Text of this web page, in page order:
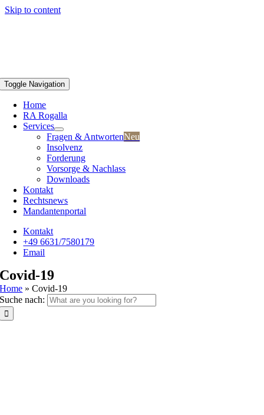
Skip to content
Toggle Navigation
Home
RA Rogalla
Services
Fragen & AntwortenNeu
Insolvenz
Forderung
Vorsorge & Nachlass
Downloads
Kontakt
Rechtsnews
Mandantenportal
Kontakt
+49 6631/7580179
Email
Covid-19
Home »Covid-19
Suche nach: